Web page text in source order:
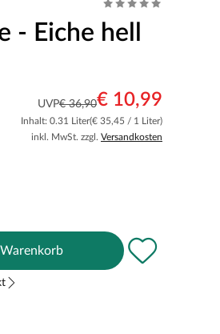
- Eiche hell
UVP€ 36,90€ 10,99
Inhalt: 0.31 Liter(€ 35,45 / 1 Liter)
inkl. MwSt. zzgl. Versandkosten
Warenkorb